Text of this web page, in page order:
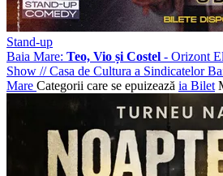
Stand-up
Baia Mare: Teo, Vio și Costel - Orizont
Show //Casa de Cultura a Sindicatelor
Mare Categorii care se epuizează ia Bilet